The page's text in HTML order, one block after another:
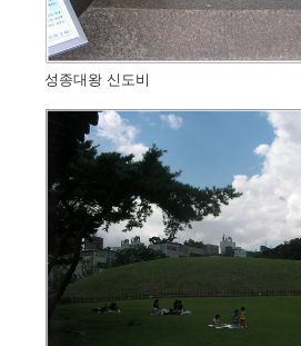
성종대왕 신도비